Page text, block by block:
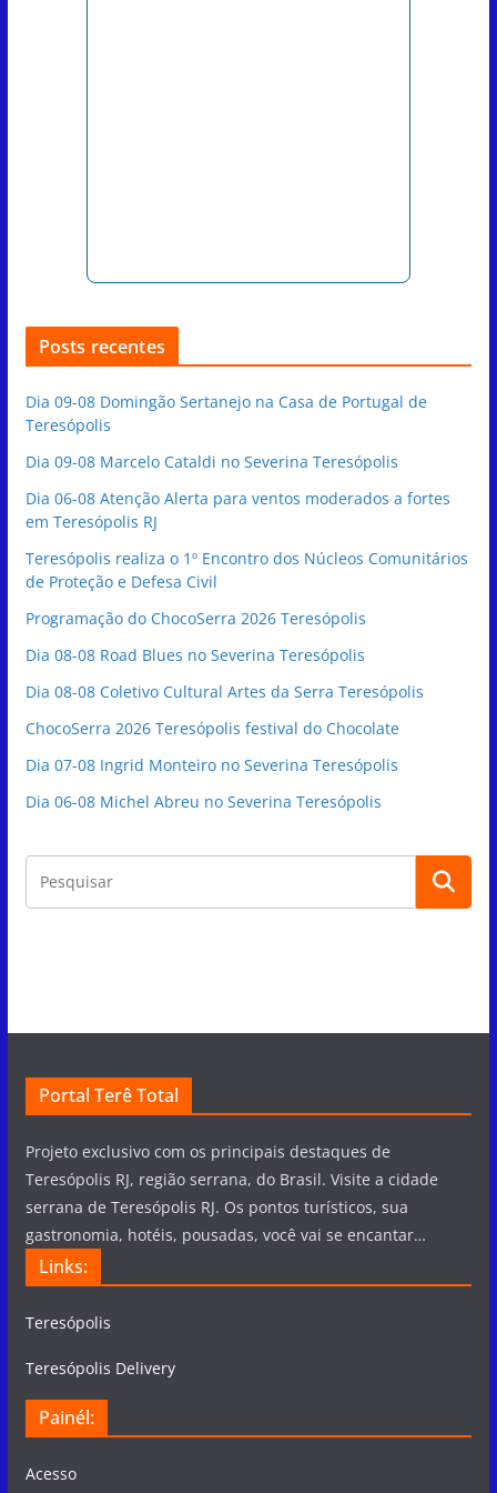
Posts recentes
Dia 09-08 Domingão Sertanejo na Casa de Portugal de
Teresópolis
Dia 09-08 Marcelo Cataldi no Severina Teresópolis
Dia 06-08 Atenção Alerta para ventos moderados a fortes
em Teresópolis RJ
Teresópolis realiza o 1º Encontro dos Núcleos Comunitários
de Proteção e Defesa Civil
Programação do ChocoSerra 2026 Teresópolis
Dia 08-08 Road Blues no Severina Teresópolis
Dia 08-08 Coletivo Cultural Artes da Serra Teresópolis
ChocoSerra 2026 Teresópolis festival do Chocolate
Dia 07-08 Ingrid Monteiro no Severina Teresópolis
Dia 06-08 Michel Abreu no Severina Teresópolis
Portal Terê Total
Projeto exclusivo com os principais destaques de
Teresópolis RJ, região serrana, do Brasil. Visite a cidade
serrana de Teresópolis RJ. Os pontos turísticos, sua
gastronomia, hotéis, pousadas, você vai se encantar…
Links:
Teresópolis
Teresópolis Delivery
Painél:
Acesso